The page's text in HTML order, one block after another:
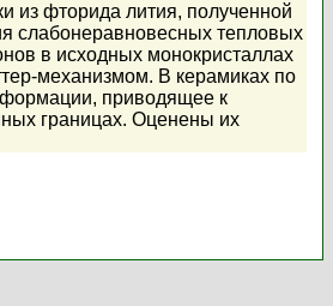
из фторида лития, полученной
слабонеравновесных тепловых
в исходных монокристаллах
механизмом. В керамиках по
приводящее к
границах. Оценены их